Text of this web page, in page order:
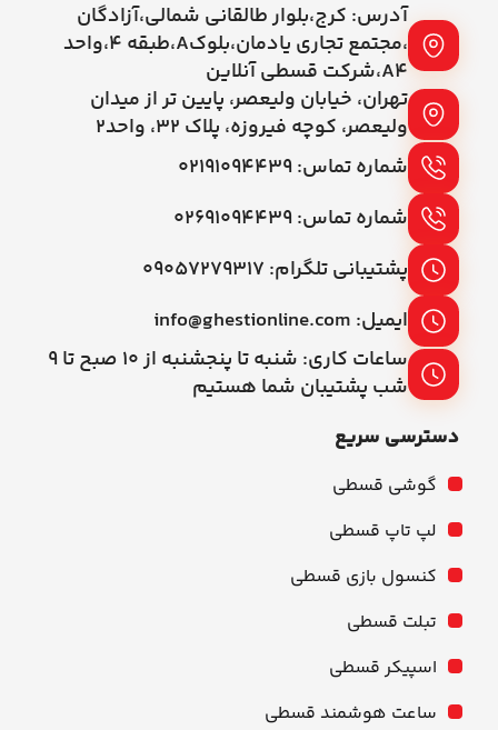
آدرس: کرج،بلوار طالقانی شمالی،آزادگان
،مجتمع تجاری یادمان،بلوکA،طبقه ۴،واحد
A4،شرکت قسطی آنلاین
تهران، خیابان ولیعصر، پایین تر از میدان
ولیعصر، کوچه فیروزه، پلاک 32، واحد2
شماره تماس: ۰۲۱۹۱۰۹۴۴۳۹
شماره تماس: ۰۲۶۹۱۰۹۴۴۳۹
پشتیبانی تلگرام: ۰۹۰۵۷۲۷۹۳۱۷
ایمیل: info@ghestionline.com
ساعات کاری: شنبه تا پنجشنبه از ۱۰ صبح تا ۹
شب پشتیبان شما هستیم
دسترسی سریع
گوشی قسطی
لپ تاپ قسطی
کنسول بازی قسطی
تبلت قسطی
اسپیکر قسطی
ساعت هوشمند قسطی